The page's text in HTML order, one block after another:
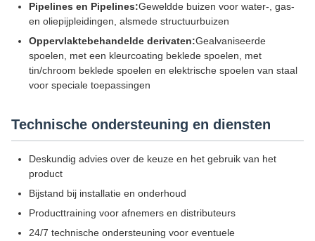
Pipelines en Pipelines:Geweldde buizen voor water-, gas-
en oliepijpleidingen, alsmede structuurbuizen
Oppervlaktebehandelde derivaten:Gealvaniseerde
spoelen, met een kleurcoating beklede spoelen, met
tin/chroom beklede spoelen en elektrische spoelen van staal
voor speciale toepassingen
Technische ondersteuning en diensten
Deskundig advies over de keuze en het gebruik van het
product
Bijstand bij installatie en onderhoud
Producttraining voor afnemers en distributeurs
24/7 technische ondersteuning voor eventuele